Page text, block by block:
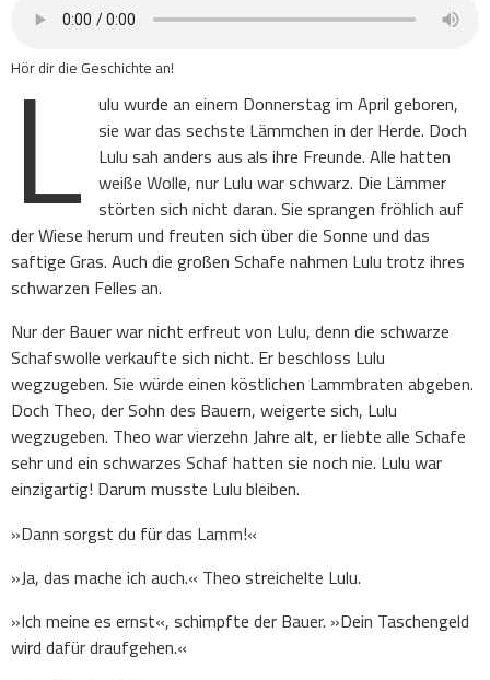
Hör dir die Geschichte an!
L ulu wurde an einem Donnerstag im April geboren,
sie war das sechste Lämmchen in der Herde. Doch
Lulu sah anders aus als ihre Freunde. Alle hatten
weiße Wolle, nur Lulu war schwarz. Die Lämmer
störten sich nicht daran. Sie sprangen fröhlich auf
der Wiese herum und freuten sich über die Sonne und das
saftige Gras. Auch die großen Schafe nahmen Lulu trotz ihres
schwarzen Felles an.
Nur der Bauer war nicht erfreut von Lulu, denn die schwarze
Schafswolle verkaufte sich nicht. Er beschloss Lulu
wegzugeben. Sie würde einen köstlichen Lammbraten abgeben.
Doch Theo, der Sohn des Bauern, weigerte sich, Lulu
wegzugeben. Theo war vierzehn Jahre alt, er liebte alle Schafe
sehr und ein schwarzes Schaf hatten sie noch nie. Lulu war
einzigartig! Darum musste Lulu bleiben.
»Dann sorgst du für das Lamm!«
»Ja, das mache ich auch.« Theo streichelte Lulu.
»Ich meine es ernst«, schimpfte der Bauer. »Dein Taschengeld
wird dafür draufgehen.«